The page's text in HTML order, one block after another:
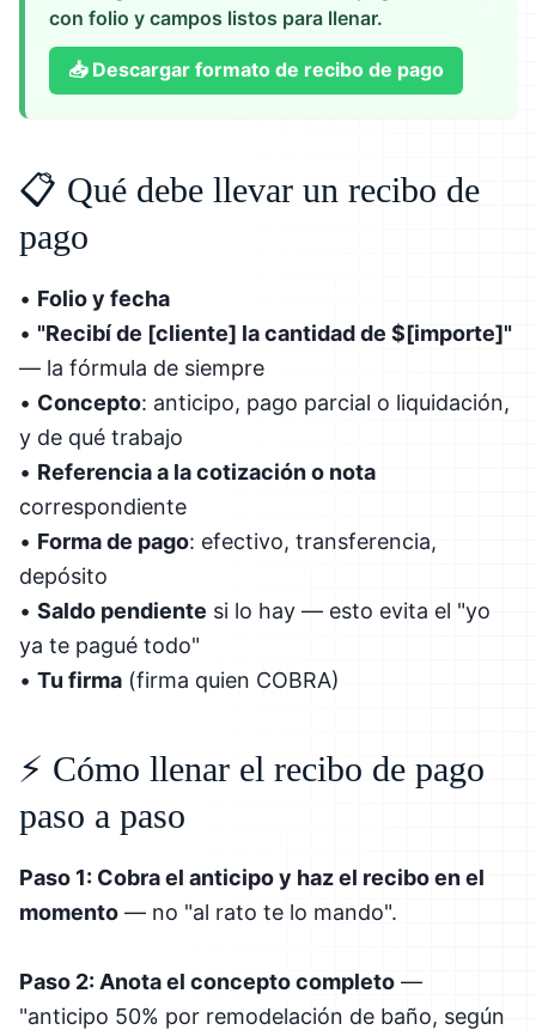
con folio y campos listos para llenar.
📥 Descargar formato de recibo de pago
📋 Qué debe llevar un recibo de
pago
• Folio y fecha
• "Recibí de [cliente] la cantidad de $[importe]"
— la fórmula de siempre
• Concepto: anticipo, pago parcial o liquidación,
y de qué trabajo
• Referencia a la cotización o nota
correspondiente
• Forma de pago: efectivo, transferencia,
depósito
• Saldo pendiente si lo hay — esto evita el "yo
ya te pagué todo"
• Tu firma (firma quien COBRA)
⚡ Cómo llenar el recibo de pago
paso a paso
Paso 1: Cobra el anticipo y haz el recibo en el
momento — no "al rato te lo mando".
Paso 2: Anota el concepto completo —
"anticipo 50% por remodelación de baño, según